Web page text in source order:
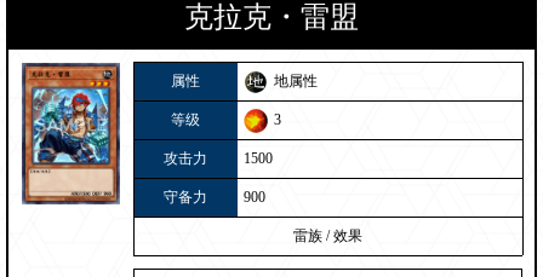
克拉克・雷盟
属性 地属性
等级 3
攻击力 1500
守备力 900
雷族 / 效果